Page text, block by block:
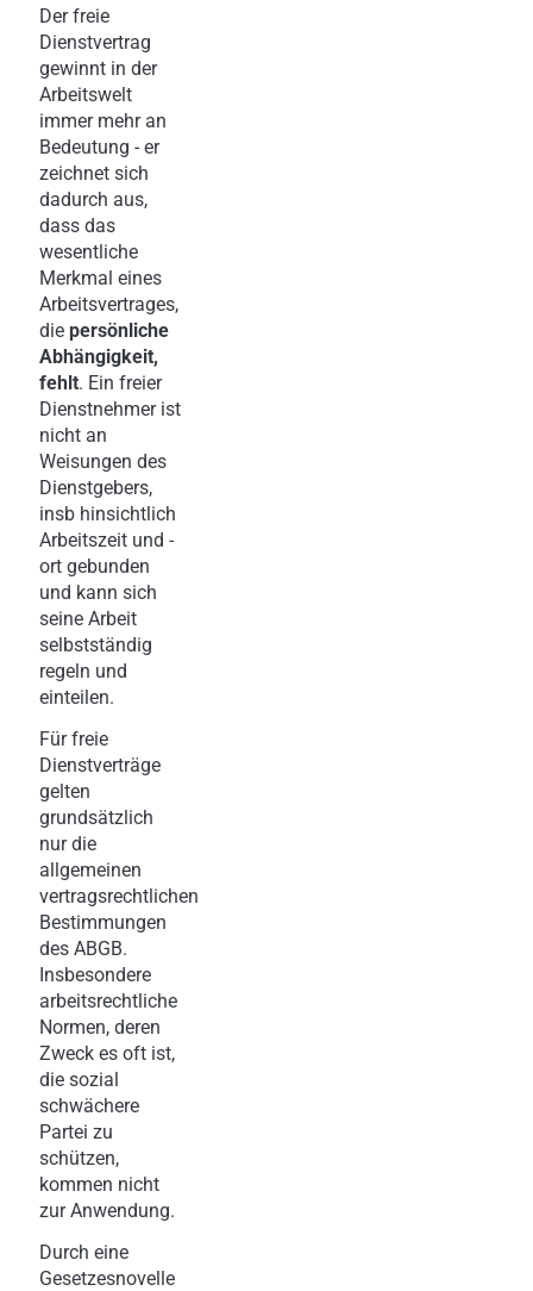
Der freie
Dienstvertrag
gewinnt in der
Arbeitswelt
immer mehr an
Bedeutung - er
zeichnet sich
dadurch aus,
dass das
wesentliche
Merkmal eines
Arbeitsvertrages,
die persönliche
Abhängigkeit,
fehlt. Ein freier
Dienstnehmer ist
nicht an
Weisungen des
Dienstgebers,
insb hinsichtlich
Arbeitszeit und -
ort gebunden
und kann sich
seine Arbeit
selbstständig
regeln und
einteilen.
Für freie
Dienstverträge
gelten
grundsätzlich
nur die
allgemeinen
vertragsrechtlichen
Bestimmungen
des ABGB.
Insbesondere
arbeitsrechtliche
Normen, deren
Zweck es oft ist,
die sozial
schwächere
Partei zu
schützen,
kommen nicht
zur Anwendung.
Durch eine
Gesetzesnovelle